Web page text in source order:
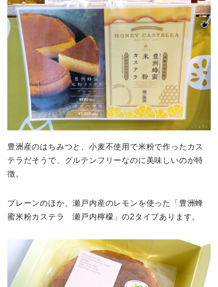
豊洲産のはちみつと、小麦不使用で米粉で作ったカス
テラだそうで、グルテンフリーなのに美味しいのが特
徴。
プレーンのほか、瀬戸内産のレモンを使った「豊洲蜂
蜜米粉カステラ 瀬戸内檸檬」の2タイプあります。